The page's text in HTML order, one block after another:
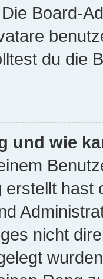
Board-
du die
und wie
erstellt
nicht